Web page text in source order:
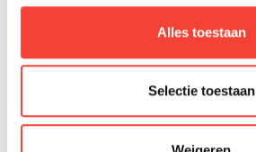
Alles toestaan
Selectie toestaan